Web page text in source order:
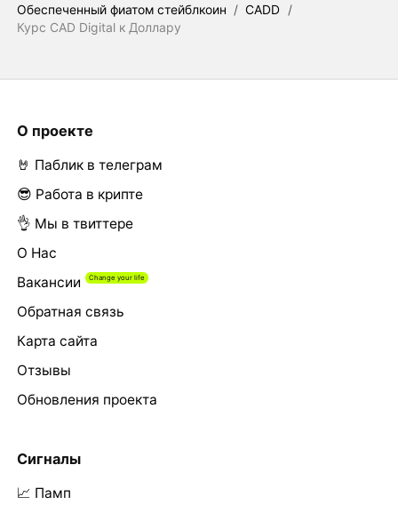
Обеспеченный фиатом стейблкоин / CADD /
Курс CAD Digital к Доллару
О проекте
🤘 Паблик в телеграм
😎 Работа в крипте
👌 Мы в твиттере
О Нас
Вакансии
Обратная связь
Карта сайта
Отзывы
Обновления проекта
Сигналы
📈 Памп